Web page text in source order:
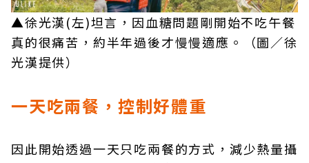
▲徐光漢(左)坦言，因血糖問題剛開始不吃午餐
真的很痛苦，約半年過後才慢慢適應。（圖／徐
光漢提供）
一天吃兩餐，控制好體重
因此開始透過一天只吃兩餐的方式，減少熱量攝